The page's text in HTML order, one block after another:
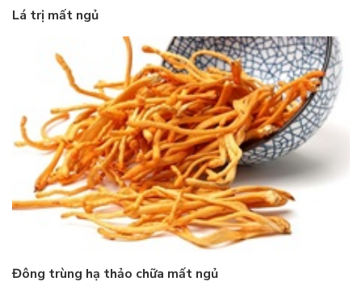
Lá trị mất ngủ
Đông trùng hạ thảo chữa mất ngủ